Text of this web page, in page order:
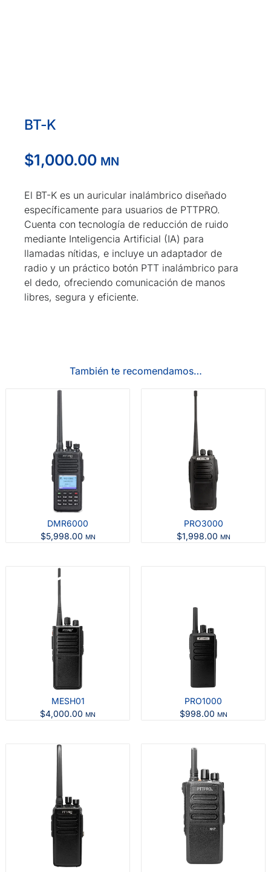
BT-K
$1,000.00 MN
El BT-K es un auricular inalámbrico diseñado
específicamente para usuarios de PTTPRO.
Cuenta con tecnología de reducción de ruido
mediante Inteligencia Artificial (IA) para
llamadas nítidas, e incluye un adaptador de
radio y un práctico botón PTT inalámbrico para
el dedo, ofreciendo comunicación de manos
libres, segura y eficiente.
También te recomendamos…
DMR6000
$5,998.00 MN
PRO3000
$1,998.00 MN
MESH01
$4,000.00 MN
PRO1000
$998.00 MN